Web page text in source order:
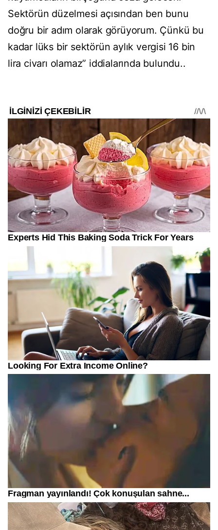
Sektörün düzelmesi açısından ben bunu
doğru bir adım olarak görüyorum. Çünkü bu
kadar lüks bir sektörün aylık vergisi 16 bin
lira civarı olamaz” iddialarında bulundu..